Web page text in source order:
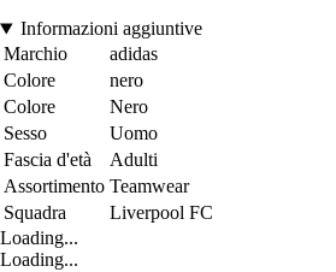
Informazioni aggiuntive
Marchio
adidas
Colore
nero
Colore
Nero
Sesso
Uomo
Fascia d'età
Adulti
Assortimento Teamwear
Squadra
Liverpool FC
Loading...
Loading...